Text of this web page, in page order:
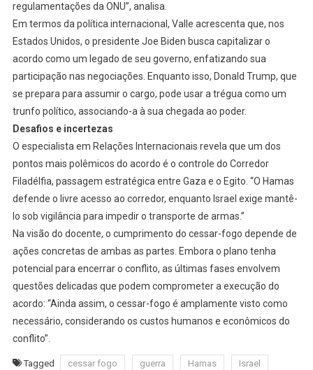
regulamentações da ONU”, analisa.
Em termos da política internacional, Valle acrescenta que, nos
Estados Unidos, o presidente Joe Biden busca capitalizar o
acordo como um legado de seu governo, enfatizando sua
participação nas negociações. Enquanto isso, Donald Trump, que
se prepara para assumir o cargo, pode usar a trégua como um
trunfo político, associando-a à sua chegada ao poder.
Desafios e incertezas
O especialista em Relações Internacionais revela que um dos
pontos mais polêmicos do acordo é o controle do Corredor
Filadélfia, passagem estratégica entre Gaza e o Egito. “O Hamas
defende o livre acesso ao corredor, enquanto Israel exige mantê-
lo sob vigilância para impedir o transporte de armas.”
Na visão do docente, o cumprimento do cessar-fogo depende de
ações concretas de ambas as partes. Embora o plano tenha
potencial para encerrar o conflito, as últimas fases envolvem
questões delicadas que podem comprometer a execução do
acordo: “Ainda assim, o cessar-fogo é amplamente visto como
necessário, considerando os custos humanos e econômicos do
conflito”.
Tagged cessar fogo guerra Hamas
Israel